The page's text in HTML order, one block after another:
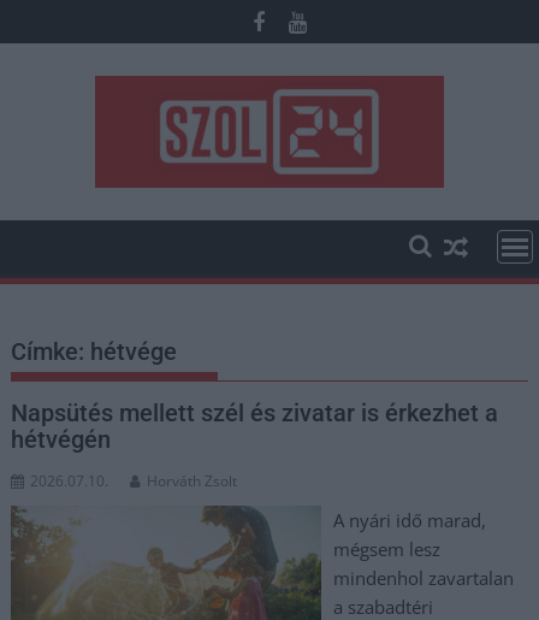
to
Címke: hétvége
Napsütés mellett szél és zivatar is érkezhet a
hétvégén
2026.07.10. Horváth Zsolt
A nyári idő marad,
mégsem lesz
mindenhol zavartalan
a szabadtéri